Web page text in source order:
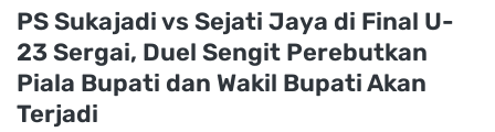
PS Sukajadi vs Sejati Jaya di Final U-
23 Sergai, Duel Sengit Perebutkan
Piala Bupati dan Wakil Bupati Akan
Terjadi